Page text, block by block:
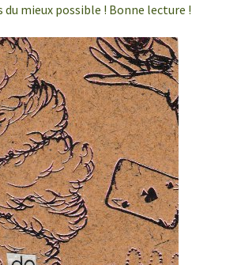
mieux possible ! Bonne lecture !